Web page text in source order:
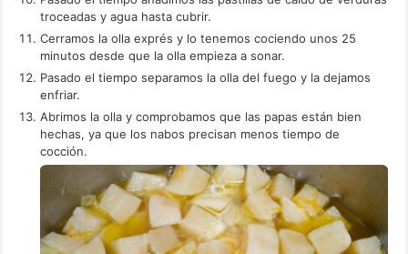
troceadas y agua hasta cubrir.
Cerramos la olla exprés y lo tenemos cociendo unos 25
minutos desde que la olla empieza a sonar.
Pasado el tiempo separamos la olla del fuego y la dejamos
enfriar.
Abrimos la olla y comprobamos que las papas están bien
hechas, ya que los nabos precisan menos tiempo de
cocción.